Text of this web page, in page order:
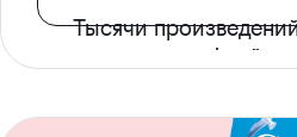
Тысячи
с доступом офлайн